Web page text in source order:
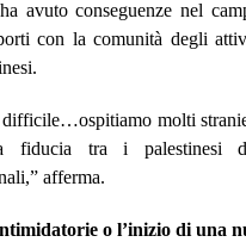
avuto conseguenze nel
con la comunità degli
difficile…ospitiamo molti
fiducia tra i palestinesi
afferma.
o l’inizio di una